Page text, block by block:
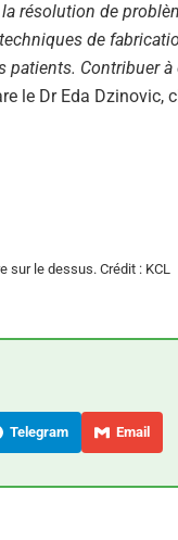
résolution de
de
Contribuer
le Dr Eda Dzinovic,
le dessus. Crédit : KCL
Telegram Email